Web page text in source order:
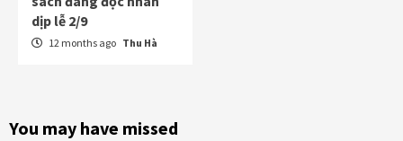
dịp lễ 2/9
12 months ago Thu Hà
You may have missed